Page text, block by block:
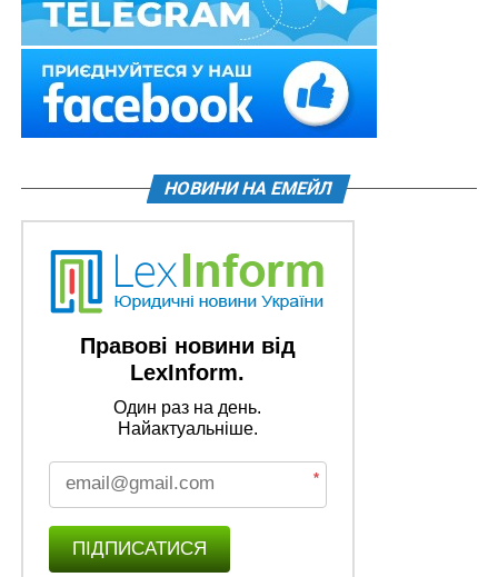
НОВИНИ НА ЕМЕЙЛ
Правові новини від
LexInform.
Один раз на день.
Найактуальніше.
*
ПІДПИСАТИСЯ